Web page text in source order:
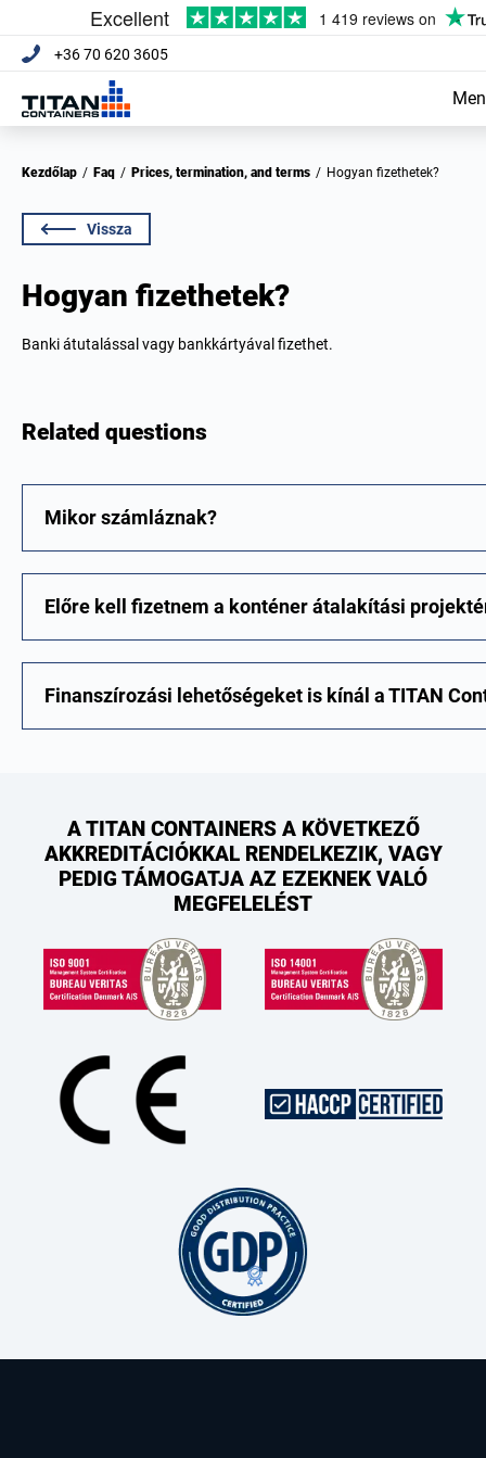
+36 70 620 3605
Kezdőlap / Faq / Prices, termination, and terms / Hogyan fizethetek?
Vissza
Hogyan fizethetek?
Banki átutalással vagy bankkártyával fizethet.
Related questions
Mikor számláznak?
Előre kell fizetnem a konténer átalakítási
Finanszírozási lehetőségeket is kínál a TITAN
A TITAN CONTAINERS A KÖVETKEZŐ
AKKREDITÁCIÓKKAL RENDELKEZIK, VAGY
PEDIG TÁMOGATJA AZ EZEKNEK VALÓ
MEGFELELÉST